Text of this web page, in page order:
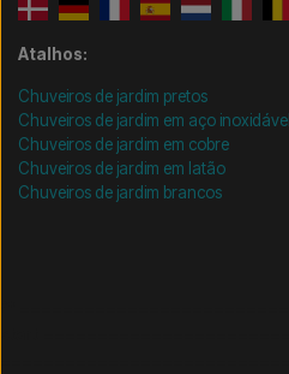
Atalhos:
Chuveiros de jardim pretos
Chuveiros de jardim em aço inoxidável
Chuveiros de jardim em cobre
Chuveiros de jardim em latão
Chuveiros de jardim brancos